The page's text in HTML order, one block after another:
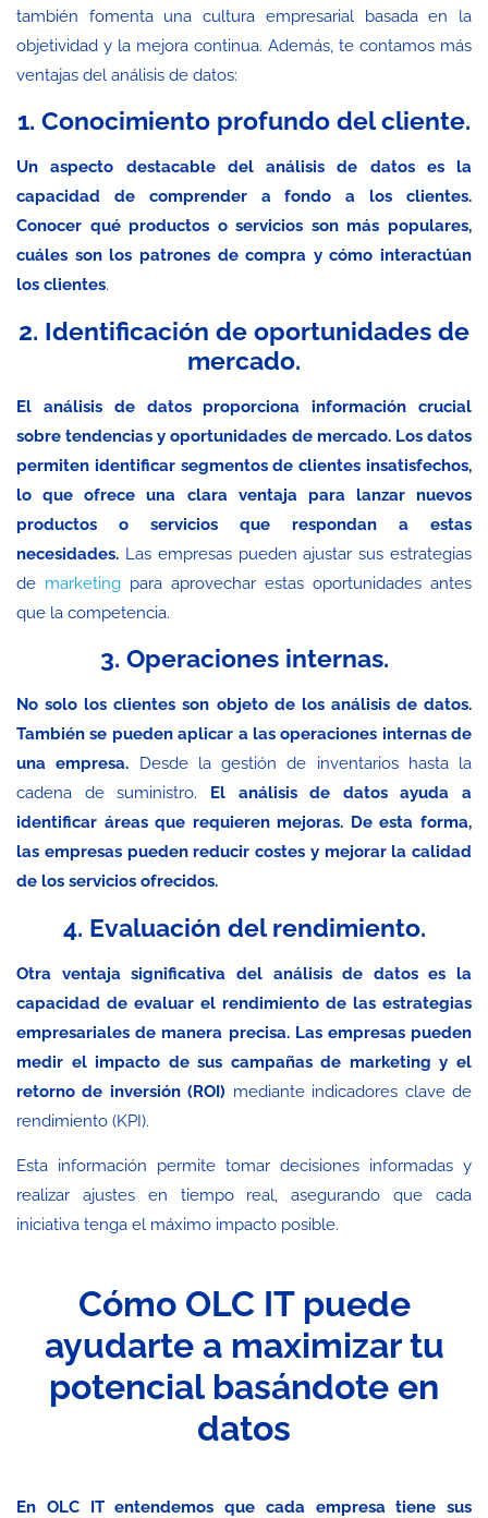
también fomenta una cultura empresarial basada en la
objetividad y la mejora continua. Además, te contamos más
ventajas del análisis de datos:
1. Conocimiento profundo del cliente.
Un aspecto destacable del análisis de datos es la
capacidad de comprender a fondo a los clientes.
Conocer qué productos o servicios son más populares,
cuáles son los patrones de compra y cómo interactúan
los clientes.
2. Identificación de oportunidades de
mercado.
El análisis de datos proporciona información crucial
sobre tendencias y oportunidades de mercado. Los datos
permiten identificar segmentos de clientes insatisfechos,
lo que ofrece una clara ventaja para lanzar nuevos
productos o servicios que respondan a estas
necesidades. Las empresas pueden ajustar sus estrategias
de marketing para aprovechar estas oportunidades antes
que la competencia.
3. Operaciones internas.
No solo los clientes son objeto de los análisis de datos.
También se pueden aplicar a las operaciones internas de
una empresa. Desde la gestión de inventarios hasta la
cadena de suministro. El análisis de datos ayuda a
identificar áreas que requieren mejoras. De esta forma,
las empresas pueden reducir costes y mejorar la calidad
de los servicios ofrecidos.
4. Evaluación del rendimiento.
Otra ventaja significativa del análisis de datos es la
capacidad de evaluar el rendimiento de las estrategias
empresariales de manera precisa. Las empresas pueden
medir el impacto de sus campañas de marketing y el
retorno de inversión (ROI) mediante indicadores clave de
rendimiento (KPI).
Esta información permite tomar decisiones informadas y
realizar ajustes en tiempo real, asegurando que cada
iniciativa tenga el máximo impacto posible.
Cómo OLC IT puede
ayudarte a maximizar tu
potencial basándote en
datos
En OLC IT entendemos que cada empresa tiene sus